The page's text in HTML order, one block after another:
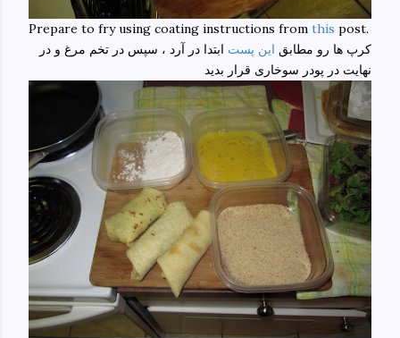
Prepare to fry using coating instructions from this post.
کرپ ها رو مطابق این پست ابتدا در آرد ، سپس در تخم مرغ و در
نهایت در پودر سوخاری قرار بدید